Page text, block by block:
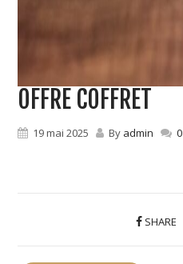
OFFRE COFFRET
19 mai 2025 By admin 0
SHARE